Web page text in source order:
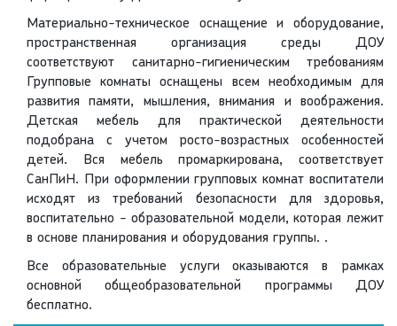
Материально-техническое оснащение и оборудование,
пространственная организация среды ДОУ
соответствуют санитарно-гигиеническим требованиям
Групповые комнаты оснащены всем необходимым для
развития памяти, мышления, внимания и воображения.
Детская мебель для практической деятельности
подобрана с учетом росто-возрастных особенностей
детей. Вся мебель промаркирована, соответствует
СанПиН. При оформлении групповых комнат воспитатели
исходят из требований безопасности для здоровья,
воспитательно - образовательной модели, которая лежит
в основе планирования и оборудования группы. .
Все образовательные услуги оказываются в рамках
основной общеобразовательной программы ДОУ
бесплатно.